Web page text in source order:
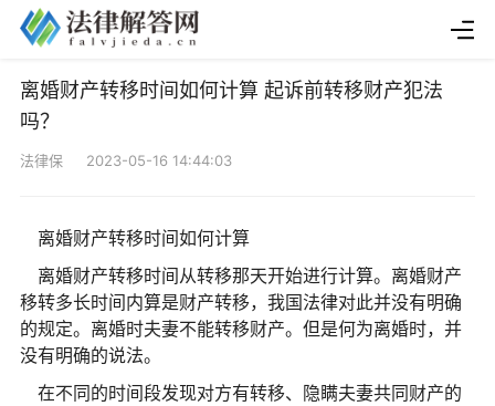
离婚财产转移时间如何计算 起诉前转移财产犯法
吗？
法律保 2023-05-16 14:44:03
离婚财产转移时间如何计算
离婚财产转移时间从转移那天开始进行计算。离婚财产
移转多长时间内算是财产转移，我国法律对此并没有明确
的规定。离婚时夫妻不能转移财产。但是何为离婚时，并
没有明确的说法。
在不同的时间段发现对方有转移、隐瞒夫妻共同财产的